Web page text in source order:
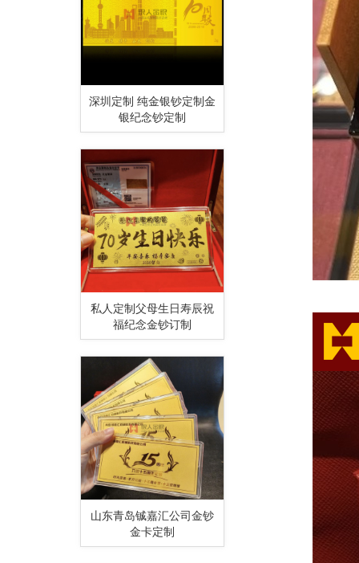
深圳定制 纯金银钞定制金
银纪念钞定制
私人定制父母生日寿辰祝
福纪念金钞订制
山东青岛铖嘉汇公司金钞
金卡定制